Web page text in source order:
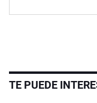
TE PUEDE